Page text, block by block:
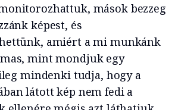
mások bezzeg
képest, és
amiért a mi munkánk
mint mondjuk egy
mindenki tudja, hogy a
látott kép nem fedi a